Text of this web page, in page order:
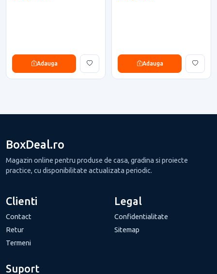
Adauga Adauga
BoxDeal.ro
Magazin online pentru produse de casa, gradina si proiecte
practice, cu disponibilitate actualizata periodic.
Clienti
Contact
Retur
Termeni
Legal
Confidentialitate
Sitemap
Suport